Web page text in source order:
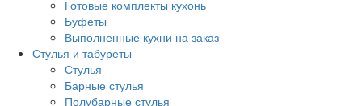
Готовые комплекты кухонь
Буфеты
Выполненные кухни на заказ
Стулья и табуреты
Стулья
Барные стулья
Полубарные стулья